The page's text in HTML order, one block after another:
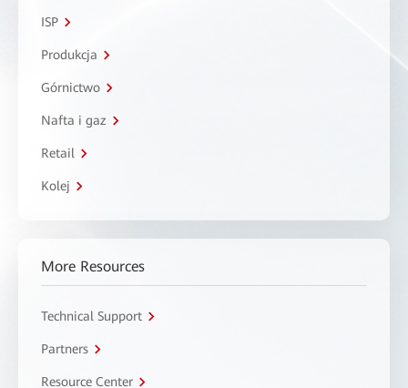
ISP
Produkcja
Górnictwo
Nafta i gaz
Retail
Kolej
More Resources
Technical Support
Partners
Resource Center